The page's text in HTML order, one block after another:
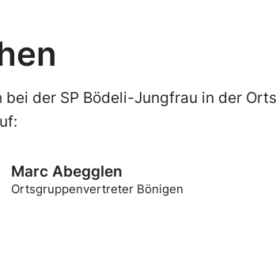
der SP Bödeli-Jungfrau in der
Marc Abegglen
Ortsgruppenvertreter Bönigen